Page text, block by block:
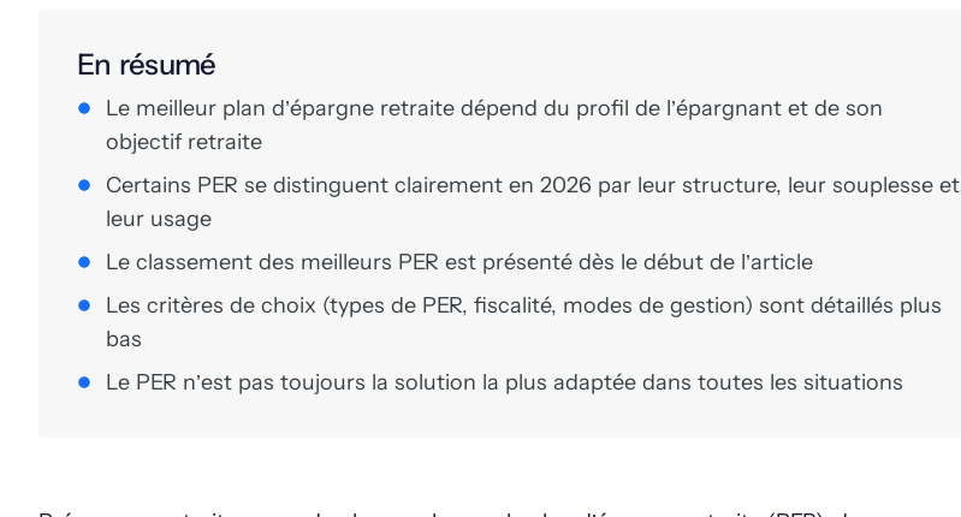
En résumé
Le meilleur plan d’épargne retraite dépend du profil de l’épargnant et de son
objectif retraite
Certains PER se distinguent clairement en 2026 par leur structure, leur souplesse et
leur usage
Le classement des meilleurs PER est présenté dès le début de l’article
Les critères de choix (types de PER, fiscalité, modes de gestion) sont détaillés plus
bas
Le PER n’est pas toujours la solution la plus adaptée dans toutes les situations